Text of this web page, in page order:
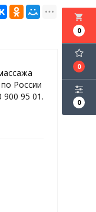
local_grocery_store
0
0
0
России
95 01.